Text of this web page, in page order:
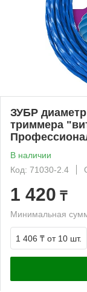
ЗУБР
триммера
В наличии
Код: 71030-2.4
1 420 ₸
Минимальная
1 406 ₸ от 10 шт.